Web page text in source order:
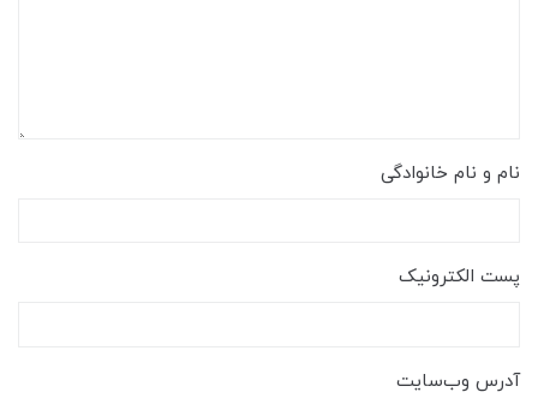
نام و نام خانوادگی
پست الکترونیک
آدرس وب‌سایت